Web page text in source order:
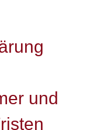
und